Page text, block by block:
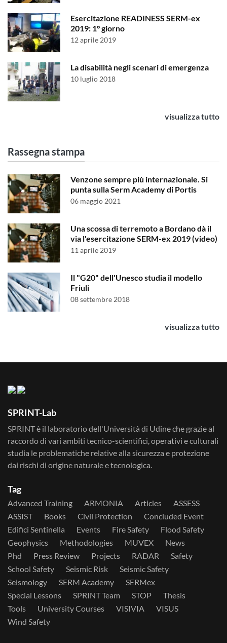
Esercitazione READINESS SERM-ex
2019: 1° giorno
12 aprile 2019
La disabilità negli scenari di emergenza
10 luglio 2018
visualizza tutto
Rassegna stampa
Venzone sempre più internazionale. Si
punta sulla Serm Academy di Portis
06 maggio 2021
Una scossa di terremoto a Bordano dà il
via l'esercitazione SERM-ex 2019 (video)
11 aprile 2019
Il "G20" dell'Unesco studia il modello
Friuli
08 settembre 2018
visualizza tutto
SPRINT-Lab
SPRINT è il laboratorio dell'Università di Udine che grazie al
raccordo di vari ambiti tecnico-scientifici, operativi e culturali
studia le problematiche relative alla sicurezza e protezione
dai rischi di origine naturale e tecnologica.
Tag
Advanced Training ARMONIA Articles
ASSESS
ASSIST
Books Civil Protection
Concluded Event
Edifici Sentinella
Events Fire Safety
Flood Safety
Geophysics
Methodologies MUVEX
News
Phd
Press Review Projects RADAR
Safety
School Safety
Seismic Risk
Seismic Safety
Seismology
SERM Academy
SERMex
Special Lessons
SPRINT Team STOP
Thesis
Tools
University Courses VISIVIA
VISUS
Wind Safety